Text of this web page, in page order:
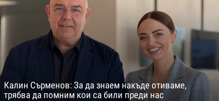
Калин Сърменов: За да знаем накъде отиваме,
трябва да помним кои са били преди нас